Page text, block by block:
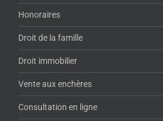
Honoraires
Droit de la famille
Droit immobilier
Vente aux enchères
Consultation en ligne